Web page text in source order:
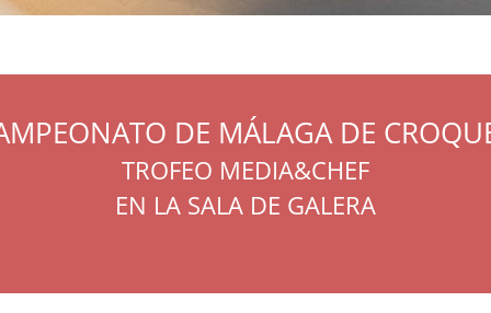
DE MÁLAGA DE
TROFEO MEDIA&CHEF
EN LA SALA DE GALERA